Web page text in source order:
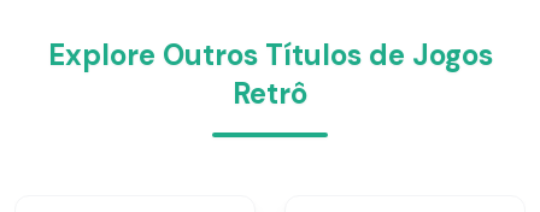
Explore Outros Títulos de Jogos
Retrô